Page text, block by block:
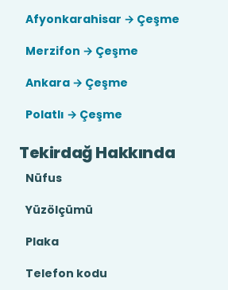
Afyonkarahisar → Çeşme
Merzifon → Çeşme
Ankara → Çeşme
Polatlı → Çeşme
Tekirdağ Hakkında
Nüfus
Yüzölçümü
Plaka
Telefon kodu